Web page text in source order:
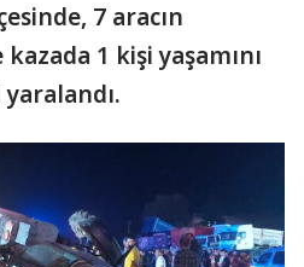
7 aracın
1 kişi yaşamını